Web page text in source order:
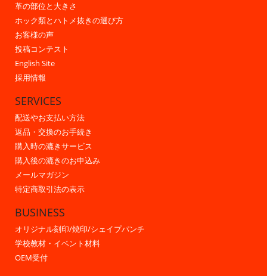
革の部位と大きさ
ホック類とハトメ抜きの選び方
お客様の声
投稿コンテスト
English Site
採用情報
SERVICES
配送やお支払い方法
返品・交換のお手続き
購入時の漉きサービス
購入後の漉きのお申込み
メールマガジン
特定商取引法の表示
BUSINESS
オリジナル刻印/焼印/シェイプパンチ
学校教材・イベント材料
OEM受付